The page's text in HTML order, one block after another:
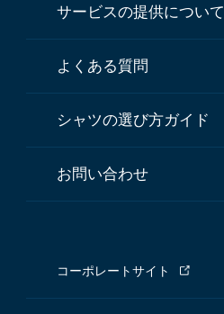
サービスの提供について
よくある質問
シャツの選び方ガイド
お問い合わせ
コーポレートサイト